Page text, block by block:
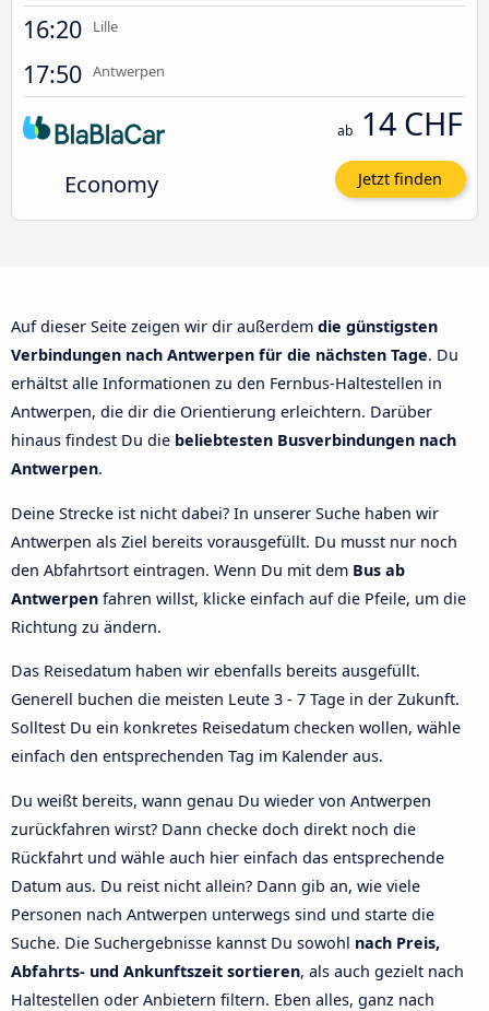
16:20 Lille
17:50 Antwerpen
Economy
ab 14 CHF
Jetzt finden
Auf dieser Seite zeigen wir dir außerdem die günstigsten
Verbindungen nach Antwerpen für die nächsten Tage. Du
erhältst alle Informationen zu den Fernbus-Haltestellen in
Antwerpen, die dir die Orientierung erleichtern. Darüber
hinaus findest Du die beliebtesten Busverbindungen nach
Antwerpen.
Deine Strecke ist nicht dabei? In unserer Suche haben wir
Antwerpen als Ziel bereits vorausgefüllt. Du musst nur noch
den Abfahrtsort eintragen. Wenn Du mit dem Bus ab
Antwerpen fahren willst, klicke einfach auf die Pfeile, um die
Richtung zu ändern.
Das Reisedatum haben wir ebenfalls bereits ausgefüllt.
Generell buchen die meisten Leute 3 - 7 Tage in der Zukunft.
Solltest Du ein konkretes Reisedatum checken wollen, wähle
einfach den entsprechenden Tag im Kalender aus.
Du weißt bereits, wann genau Du wieder von Antwerpen
zurückfahren wirst? Dann checke doch direkt noch die
Rückfahrt und wähle auch hier einfach das entsprechende
Datum aus. Du reist nicht allein? Dann gib an, wie viele
Personen nach Antwerpen unterwegs sind und starte die
Suche. Die Suchergebnisse kannst Du sowohl nach Preis,
Abfahrts- und Ankunftszeit sortieren, als auch gezielt nach
Haltestellen oder Anbietern filtern. Eben alles, ganz nach